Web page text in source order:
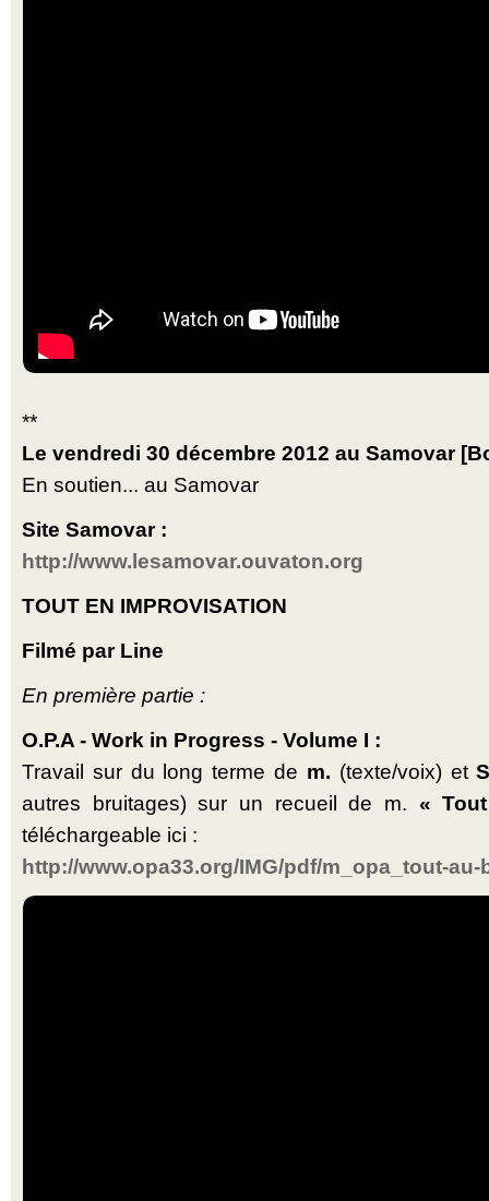
**
Le vendredi 30 décembre 2012 au Samovar
En soutien... au Samovar
Site Samovar :
http://www.lesamovar.ouvaton.org
TOUT EN IMPROVISATION
Filmé par Line
En première partie :
O.P.A - Work in Progress - Volume I :
Travail sur du long terme de m. (texte/voix) et
autres bruitages) sur un recueil de m. «
téléchargeable ici :
http://www.opa33.org/IMG/pdf/m_opa_tout-